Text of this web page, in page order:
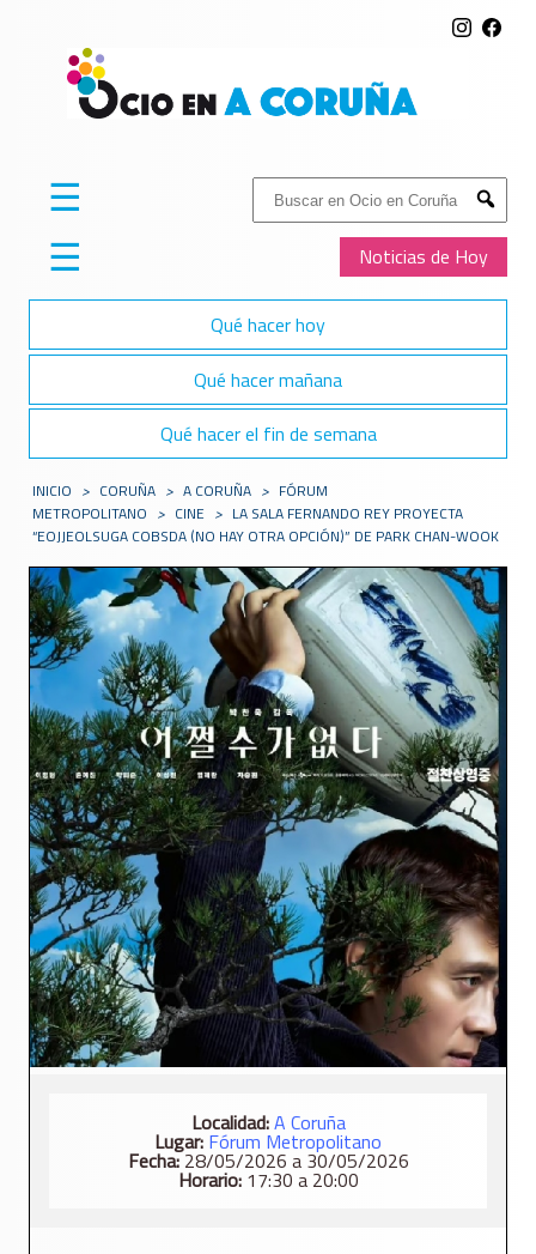
Buscar:
Submit
Noticias de Hoy
☰
☰
Qué hacer hoy
Qué hacer mañana
Qué hacer el fin de semana
INICIO > CORUÑA > A CORUÑA > FÓRUM
METROPOLITANO > CINE > LA SALA FERNANDO REY PROYECTA
“EOJJEOLSUGA COBSDA (NO HAY OTRA OPCIÓN)” DE PARK CHAN-WOOK
Localidad:A Coruña
Lugar: Fórum Metropolitano
Fecha:28/05/2026 a 30/05/2026
Horario:17:30 a 20:00